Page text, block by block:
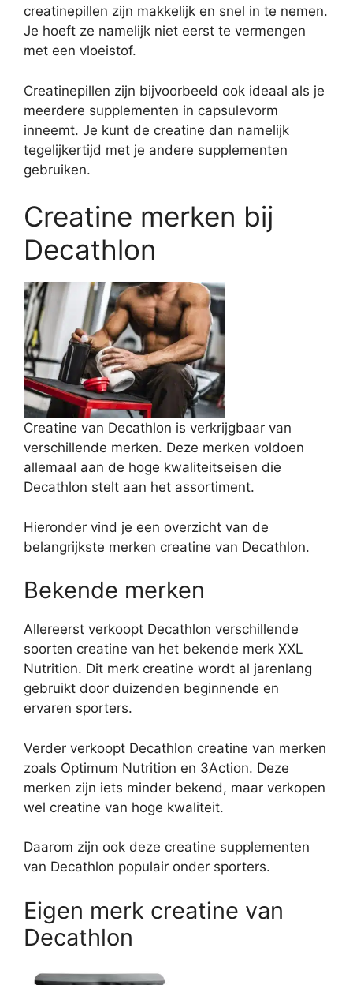
creatinepillen zijn makkelijk en snel in te nemen.
Je hoeft ze namelijk niet eerst te vermengen
met een vloeistof.
Creatinepillen zijn bijvoorbeeld ook ideaal als je
meerdere supplementen in capsulevorm
inneemt. Je kunt de creatine dan namelijk
tegelijkertijd met je andere supplementen
gebruiken.
Creatine merken bij
Decathlon
Creatine van Decathlon is verkrijgbaar van
verschillende merken. Deze merken voldoen
allemaal aan de hoge kwaliteitseisen die
Decathlon stelt aan het assortiment.
Hieronder vind je een overzicht van de
belangrijkste merken creatine van Decathlon.
Bekende merken
Allereerst verkoopt Decathlon verschillende
soorten creatine van het bekende merk XXL
Nutrition. Dit merk creatine wordt al jarenlang
gebruikt door duizenden beginnende en
ervaren sporters.
Verder verkoopt Decathlon creatine van merken
zoals Optimum Nutrition en 3Action. Deze
merken zijn iets minder bekend, maar verkopen
wel creatine van hoge kwaliteit.
Daarom zijn ook deze creatine supplementen
van Decathlon populair onder sporters.
Eigen merk creatine van
Decathlon